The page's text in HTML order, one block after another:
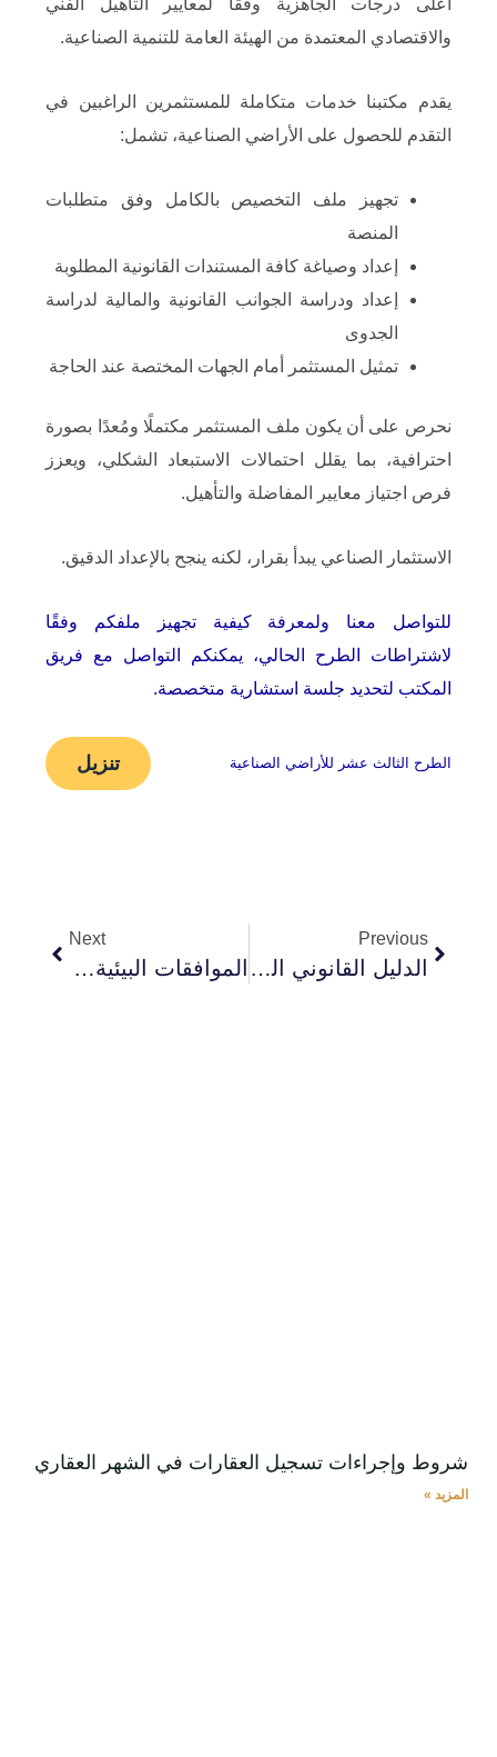
أعلى درجات الجاهزية وفقًا لمعايير التأهيل الفني
والاقتصادي المعتمدة من الهيئة العامة للتنمية الصناعية.
يقدم مكتبنا خدمات متكاملة للمستثمرين الراغبين في
التقدم للحصول على الأراضي الصناعية، تشمل:
تجهيز ملف التخصيص بالكامل وفق متطلبات
المنصة
إعداد وصياغة كافة المستندات القانونية المطلوبة
إعداد ودراسة الجوانب القانونية والمالية لدراسة
الجدوى
تمثيل المستثمر أمام الجهات المختصة عند الحاجة
نحرص على أن يكون ملف المستثمر مكتملًا ومُعدًا بصورة
احترافية، بما يقلل احتمالات الاستبعاد الشكلي، ويعزز
فرص اجتياز معايير المفاضلة والتأهيل.
الاستثمار الصناعي يبدأ بقرار، لكنه ينجح بالإعداد الدقيق.
للتواصل معنا ولمعرفة كيفية تجهيز ملفكم وفقًا
لاشتراطات الطرح الحالي، يمكنكم التواصل مع فريق
المكتب لتحديد جلسة استشارية متخصصة.
الطرح الثالث عشر للأراضي الصناعية تنزيل
Previous
الدليل القانوني الشامل لميثاق الشركات الناشئة في مصر 2026
Next
الموافقات البيئية في مصر | دليلك الشامل للحصول على الموافقة البيئية لمشروعك
شروط وإجراءات تسجيل العقارات في الشهر العقاري
المزيد »